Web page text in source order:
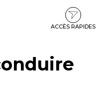
ACCÈS RAPIDES